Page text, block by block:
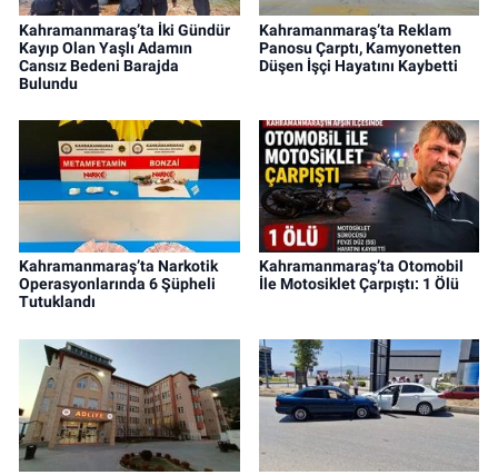
Kahramanmaraş’ta İki Gündür
Kayıp Olan Yaşlı Adamın
Cansız Bedeni Barajda
Bulundu
Kahramanmaraş’ta Reklam
Panosu Çarptı, Kamyonetten
Düşen İşçi Hayatını Kaybetti
Kahramanmaraş’ta Narkotik
Operasyonlarında 6 Şüpheli
Tutuklandı
Kahramanmaraş’ta Otomobil
İle Motosiklet Çarpıştı: 1 Ölü